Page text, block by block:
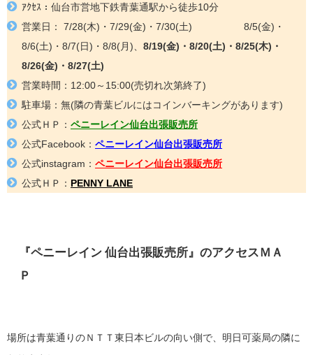
ｱｸｾｽ：仙台市営地下鉄青葉通駅から徒歩10分
営業日：
7/28(木)・7/29(金)・7/30(土)
8/5(金)・
8/6(土)・8/7(日)・8/8(月)、 8/19(金)・8/20(土)・8/25(木)・
8/26(金)・8/27(土)
営業時間： 12:00～15:00(売切れ次第終了)
駐車場：無(隣の青葉ビルにはコインバーキングがあります)
公式ＨＰ： ペニーレイン仙台出張販売所
公式Facebook： ペニーレイン仙台出張販売所
公式instagram： ペニーレイン仙台出張販売所
公式ＨＰ：
PENNY LANE
『ペニーレイン 仙台出張販売所』 のアクセスＭＡ
Ｐ
場所は青葉通りのＮＴＴ東日本ビルの向い側で、明日可薬局の隣に